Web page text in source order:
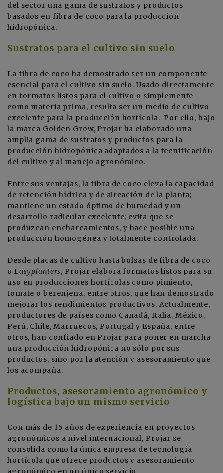
del sector una gama de sustratos y productos
basados en fibra de coco para la producción
hidropónica.
Sustratos para el cultivo sin suelo
La fibra de coco ha demostrado ser un componente
esencial para el cultivo sin suelo. Usado directamente
en formatos listos para el cultivo o simplemente
como materia prima, resulta ser un medio de cultivo
excelente para la producción hortícola. Por ello, bajo
la marca Golden Grow, Projar ha elaborado una
amplia gama de sustratos y productos para la
producción hidropónica adaptados a la tecnificación
del cultivo y al manejo agronómico.
Entre sus ventajas, la fibra de coco eleva la capacidad
de retención hídrica y de aireación de la planta;
mantiene un estado óptimo de humedad y un
desarrollo radicular excelente; evita que se
produzcan encharcamientos, y hace posible una
producción homogénea y totalmente controlada.
Desde placas de cultivo hasta bolsas de fibra de coco
o Easyplanters, Projar elabora formatos listos para su
uso en producciones hortícolas como pimiento,
tomate o berenjena, entre otros, que han demostrado
mejorar los rendimientos productivos. Actualmente,
productores de países como Canadá, Italia, México,
Perú, Chile, Marruecos, Portugal y España, entre
otros, han confiado en Projar para poner en marcha
una producción hidropónica no sólo por sus
productos, sino por la atención y asesoramiento que
los acompaña.
Productos, asesoramiento agronómico y
logística bajo un mismo servicio
Con más de 15 años de experiencia en proyectos
agronómicos a nivel internacional, Projar se
consolida como la única empresa de tecnología
hortícola que ofrece productos y asesoramiento